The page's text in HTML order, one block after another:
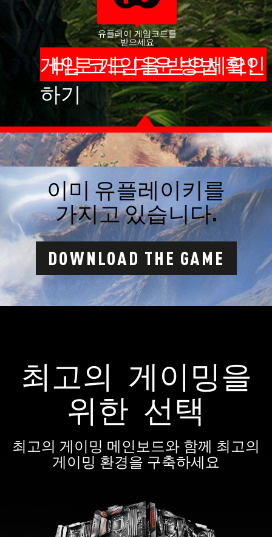
유플레이 게임코드를
받으세요
바로 게임을 받으세요!
게임 코드 다운 방법 확인
하기
이미 유플레이키를
가지고 있습니다.
DOWNLOAD THE GAME
최고의 게이밍을
위한 선택
최고의 게이밍 메인보드와 함께 최고의
게이밍 환경을 구축하세요